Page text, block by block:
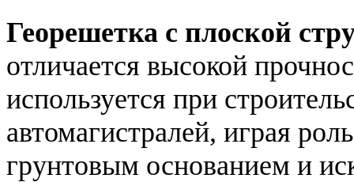
Георешетка с плоской
отличается высокой
используется при
автомагистралей, играя
грунтовым основанием и